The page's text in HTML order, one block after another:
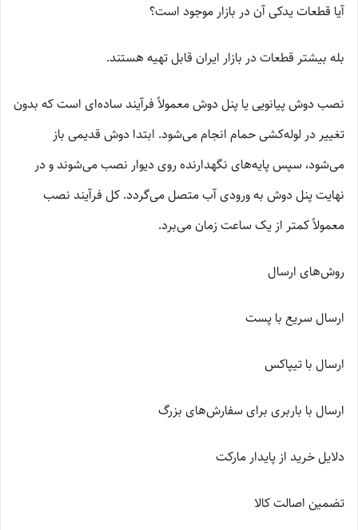
آیا قطعات یدکی آن در بازار موجود است؟
بله بیشتر قطعات در بازار ایران قابل تهیه هستند.
نصب دوش پیانویی یا پنل دوش معمولاً فرآیند ساده‌ای است که بدون
تغییر در لوله‌کشی حمام انجام می‌شود. ابتدا دوش قدیمی باز
می‌شود، سپس پایه‌های نگهدارنده روی دیوار نصب می‌شوند و در
نهایت پنل دوش به ورودی آب متصل می‌گردد. کل فرآیند نصب
معمولاً کمتر از یک ساعت زمان می‌برد.
روش‌های ارسال
ارسال سریع با پست
ارسال با تیپاکس
ارسال با باربری برای سفارش‌های بزرگ
دلایل خرید از پایدار مارکت
تضمین اصالت کالا